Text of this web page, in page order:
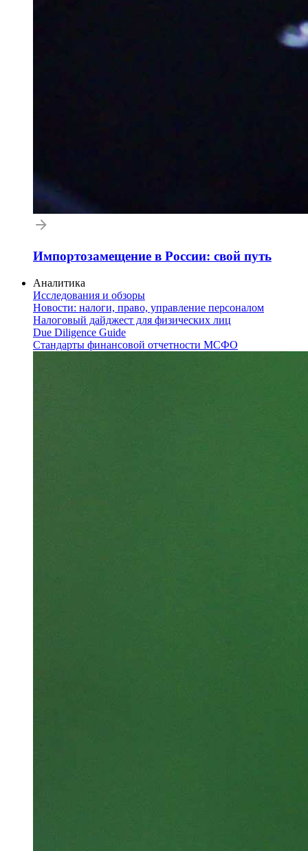
Импортозамещение в России: свой путь
Аналитика
Исследования и обзоры
Новости: налоги, право, управление персоналом
Налоговый дайджест для физических лиц
Due Diligence Guide
Стандарты финансовой отчетности МСФО